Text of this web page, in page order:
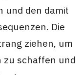
und den damit
Die
ziehen, um
zu schaffen und